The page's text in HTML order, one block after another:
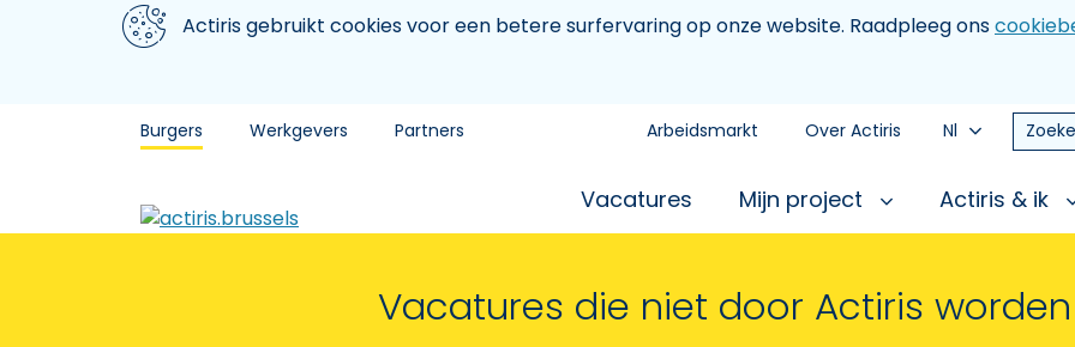
Aller au contenu principal
We gebruiken cookiesActiris gebruikt cookies voor een betere surfervaring op onze website. Raadpleeg ons
Burgers Werkgevers Partners Arbeidsmarkt Over Actiris Nl
Vacatures Mijn project Actiris & ik
Vacatures die niet door Actiris